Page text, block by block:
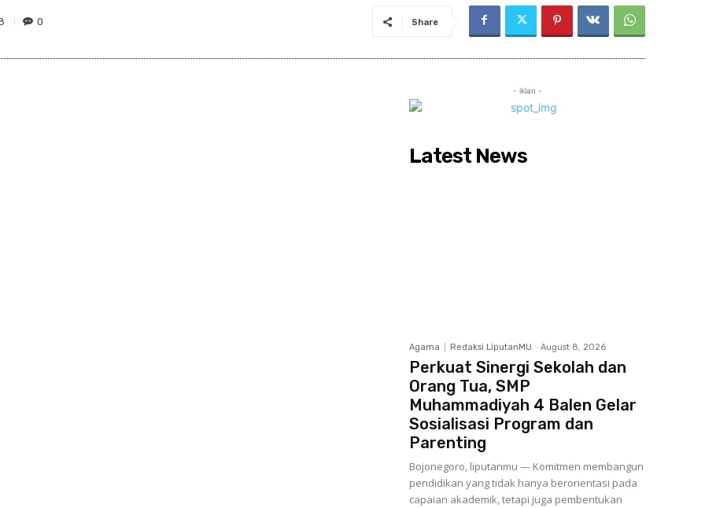
0 Share
- iklan -
Latest News
Agama Redaksi LiputanMU - August 8, 2026
Perkuat Sinergi Sekolah dan
Orang Tua, SMP
Muhammadiyah 4 Balen Gelar
Sosialisasi Program dan
Parenting
Bojonegoro, liputanmu — Komitmen membangun
pendidikan yang tidak hanya berorientasi pada
capaian akademik, tetapi juga pembentukan